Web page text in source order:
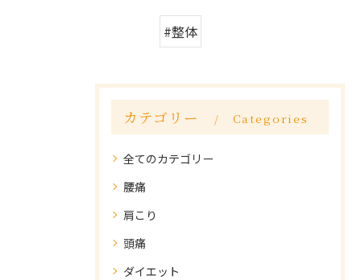
#整体
カテゴリー Categories
全てのカテゴリー
腰痛
肩こり
頭痛
ダイエット